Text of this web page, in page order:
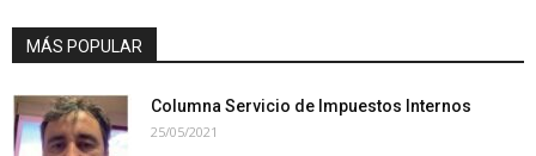
MÁS POPULAR
Columna Servicio de Impuestos Internos
25/05/2021